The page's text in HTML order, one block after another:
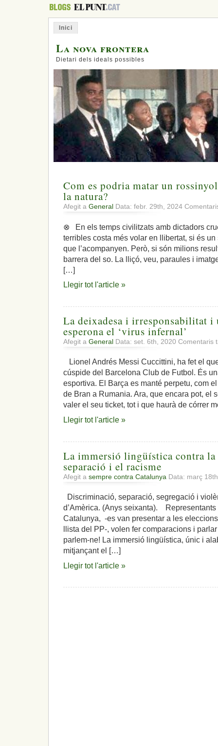
Inici
La nova frontera
Dietari dels ideals possibles
Com es podria matar un
la natura?
Afegit a General Data: febr. 29th, 2024
⊗ En els temps civilitzats amb dictadors
terribles costa més volar en llibertat, si és
que l’acompanyen. Però, si són milions
barrera del so. La lliçó, veu, paraules i
[…]
Llegir tot l'article »
La deixadesa i irresponsabilitat
esperona el ‘virus infernal’
Afegit a General Data: set. 6th, 2020 Comentaris
Lionel Andrés Messi Cuccittini, ha fet el
cúspide del Barcelona Club de Futbol. És
esportiva. El Barça es manté perpetu, com
de Bran a Rumania. Ara, que encara pot, el
valer el seu ticket, tot i que haurà de córrer
Llegir tot l'article »
La immersió lingüística contra
separació i el racisme
Afegit a sempre contra Catalunya Data: març
Discriminació, separació, segregació i
d’Amèrica. (Anys seixanta). Representants
Catalunya, -es van presentar a les
llista del PP-, volen fer comparacions i
parlem-ne! La immersió lingüística, únic i
mitjançant el […]
Llegir tot l'article »